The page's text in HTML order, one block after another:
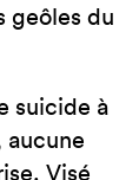
geôles du
suicide à
aucune
Visé